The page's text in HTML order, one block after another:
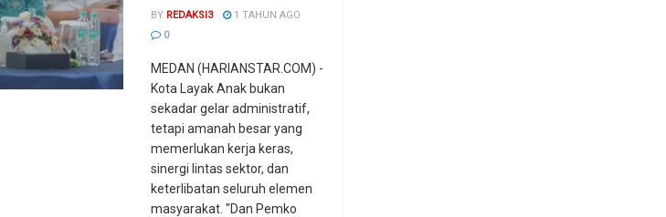
BY REDAKSI3
1 TAHUN AGO
0
MEDAN (HARIANSTAR.COM) -
Kota Layak Anak bukan
sekadar gelar administratif,
tetapi amanah besar yang
memerlukan kerja keras,
sinergi lintas sektor, dan
keterlibatan seluruh elemen
masyarakat. "Dan Pemko